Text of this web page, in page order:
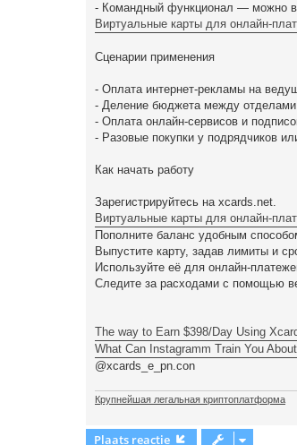
- Командный функционал — можно
Виртуальные карты для онлайн-
Сценарии применения
- Оплата интернет-рекламы на
- Деление бюджета между отделами
- Оплата онлайн-сервисов и
- Разовые покупки у подрядчиков
Как начать работу
Зарегистрируйтесь на xcards.net.
Виртуальные карты для онлайн-
Пополните баланс удобным
Выпустите карту, задав лимиты и
Используйте её для онлайн-
Следите за расходами с помощью
The way to Earn $398/Day Using
What Can Instagramm Train You
@xcards_e_pn.con
Крупнейшая легальная криптоплатформа
Plaats reactie